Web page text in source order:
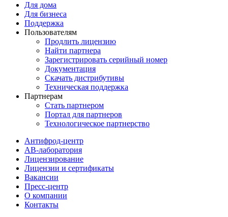
Для дома
Для бизнеса
Поддержка
Пользователям
Продлить лицензию
Найти партнера
Зарегистрировать серийный номер
Документация
Скачать дистрибутивы
Техническая поддержка
Партнерам
Стать партнером
Портал для партнеров
Технологическое партнерство
Антифрод-центр
АВ-лаборатория
Лицензирование
Лицензии и сертификаты
Вакансии
Пресс-центр
О компании
Контакты